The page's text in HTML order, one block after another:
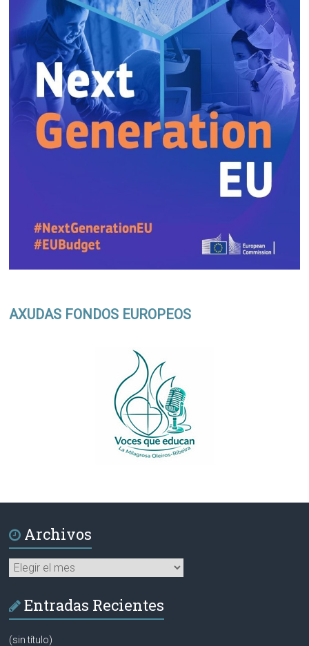
AXUDAS FONDOS EUROPEOS
Archivos
Archivos
Entradas Recientes
(sin título)